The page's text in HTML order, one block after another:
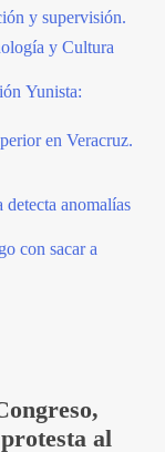
y supervisión.
y Cultura
Yunista:
en Veracruz.
anomalías
con sacar a
al